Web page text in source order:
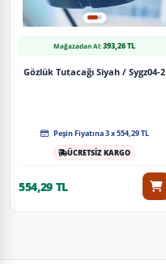
Mağazadan Al:393,26 TL
Gözlük Tutacağı Siyah / Sygz04-2
Peşin Fiyatına 3 x 554,29 TL
ÜCRETSİZ KARGO
554,29 TL